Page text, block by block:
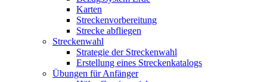
Karten
Streckenvorbereitung
Strecke abfliegen
Streckenwahl
Strategie der Streckenwahl
Erstellung eines Streckenkatalogs
Übungen für Anfänger